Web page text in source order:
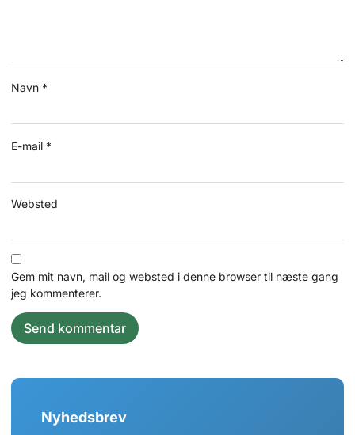
Navn *
E-mail *
Websted
Gem mit navn, mail og websted i denne browser til næste gang
jeg kommenterer.
Nyhedsbrev